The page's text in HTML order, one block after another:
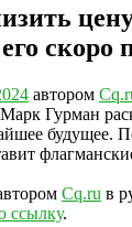
скоро
автором
Гурман
будущее.
Cq.ru в
ссылку.